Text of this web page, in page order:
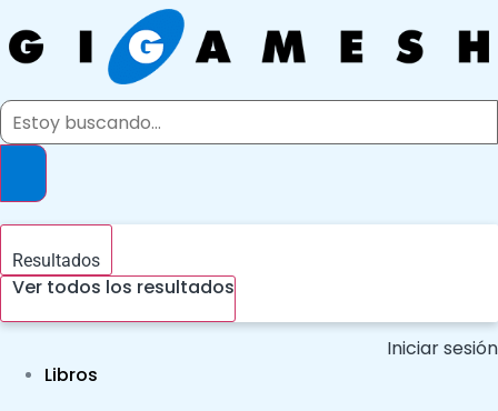
al
contenido
Search
Resultados
Ver todos los resultados
Iniciar sesión
Libros